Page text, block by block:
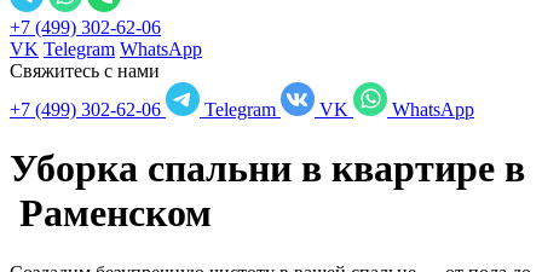
+7 (499) 302-62-06
VK Telegram WhatsApp
Свяжитесь с нами
+7 (499) 302-62-06
Telegram VK WhatsApp
Уборка спальни в квартире в
Раменском